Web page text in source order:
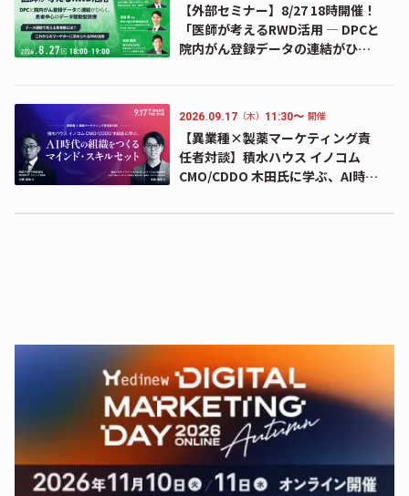
【外部セミナー】8/27 18時開催！
「医師が考えるRWD活用 ― DPCと
院内がん登録データの連結がひら
2026.09.17 （木） 11:30〜 開催
【異業種×製薬マーケティング責
任者対談】積水ハウス イノコム
CMO/CDDO 木田氏に学ぶ、AI時代